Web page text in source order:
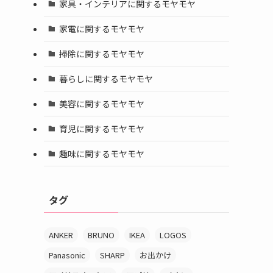
家具・インテリアに関するモヤモヤ
家電に関するモヤモヤ
掃除に関するモヤモヤ
暮らしに関するモヤモヤ
美容に関するモヤモヤ
育児に関するモヤモヤ
趣味に関するモヤモヤ
タグ
ANKER BRUNO IKEA
LOGOS
Panasonic
SHARP
お出かけ